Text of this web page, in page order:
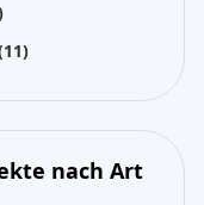
nach Art